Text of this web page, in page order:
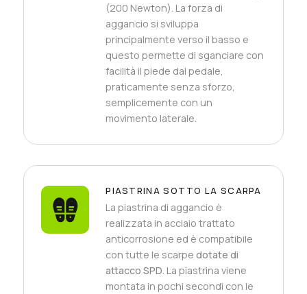
(200 Newton). La forza di
aggancio si sviluppa
principalmente verso il basso e
questo permette di sganciare con
facilità il piede dal pedale,
praticamente senza sforzo,
semplicemente con un
movimento laterale.
PIASTRINA SOTTO LA SCARPA
La piastrina di aggancio è
realizzata in acciaio trattato
anticorrosione ed è compatibile
con tutte le scarpedotate di
attacco SPD . La piastrina viene
montata in pochi secondi con le